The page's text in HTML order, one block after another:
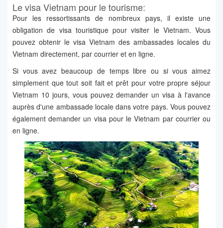
Le visa Vietnam pour le tourisme:
Pour les ressortissants de nombreux pays, il existe une
obligation de visa touristique pour visiter le Vietnam. Vous
pouvez obtenir le visa Vietnam des ambassades locales du
Vietnam directement, par courrier et en ligne.
Si vous avez beaucoup de temps libre ou si vous aimez
simplement que tout soit fait et prêt pour votre propre séjour
Vietnam 10 jours, vous pouvez demander un visa à l'avance
auprès d'une ambassade locale dans votre pays. Vous pouvez
également demander un visa pour le Vietnam par courrier ou
en ligne.